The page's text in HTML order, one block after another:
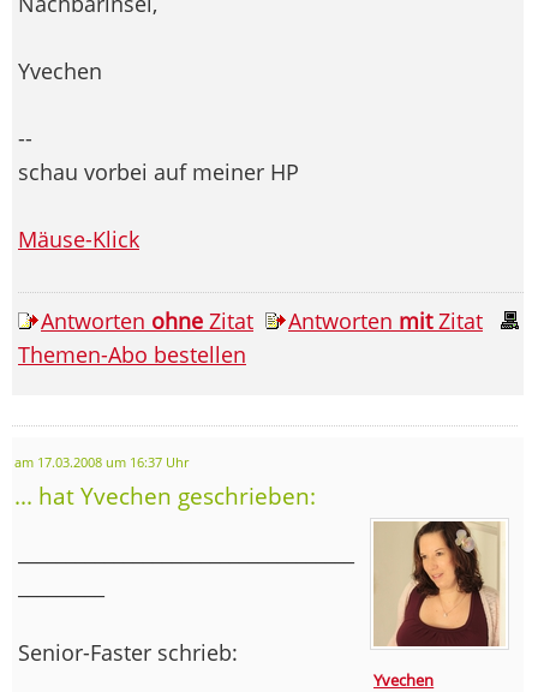
Yvechen
--
schau vorbei auf meiner HP
Mäuse-Klick
Antworten ohne Zitat Antworten mitZitat
Themen-Abo bestellen
am 17.03.2008 um 16:37 Uhr
... hat Yvechen geschrieben:
Yvechen
Senior-Faster schrieb: